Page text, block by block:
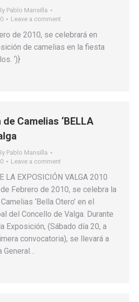
Pablo Mansilla
Leave a comment
de 2010, se celebrará en
de camelias en la fiesta
‘)}
Camelias ‘BELLA
Pablo Mansilla
Leave a comment
LA EXPOSICIÓN VALGA 2010
Febrero de 2010, se celebra la
‘Bella Otero’ en el
del Concello de Valga. Durante
Exposición, (Sábado día 20, a
convocatoria), se llevará a
General…